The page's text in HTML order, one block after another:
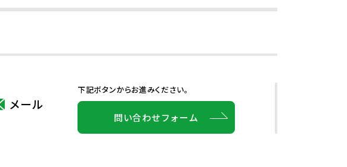
メール
下記ボタンからお進みください。
問い合わせフォーム